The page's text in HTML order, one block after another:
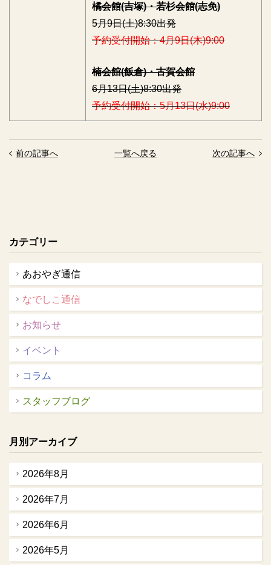
橘会館(吉塚)・若杉会館(志免)
5月9日(土)8:30出発
予約受付開始：4月9日(木)9:00
楠会館(飯倉)・古賀会館
6月13日(土)8:30出発
予約受付開始：5月13日(水)9:00
前の記事へ 一覧へ戻る 次の記事へ
カテゴリー
あおやぎ通信
なでしこ通信
お知らせ
イベント
コラム
スタッフブログ
月別アーカイブ
2026年8月
2026年7月
2026年6月
2026年5月